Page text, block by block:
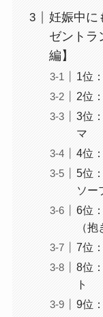
妊娠中に
ゼントラ
編】
1位
2位
3位
マ
4位
5位
ソー
6位
（抱
7位
8位
ト
9位